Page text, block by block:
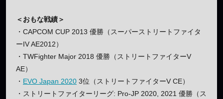
＜おもな戦績＞
・CAPCOM CUP 2013 優勝（スーパーストリートファイタ
ーIV AE2012）
・TWFighter Major 2018 優勝（ストリートファイターV
AE）
・ EVO Japan 2020 3位（ストリートファイターV CE）
・ストリートファイターリーグ: Pro-JP 2020, 2021 優勝（ス